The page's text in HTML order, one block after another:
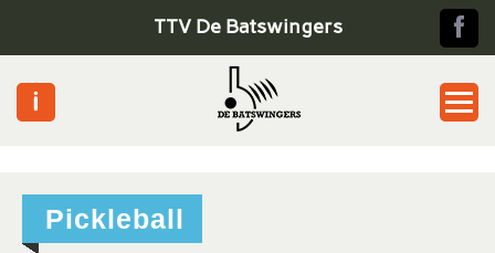
TTV De Batswingers
Pickleball